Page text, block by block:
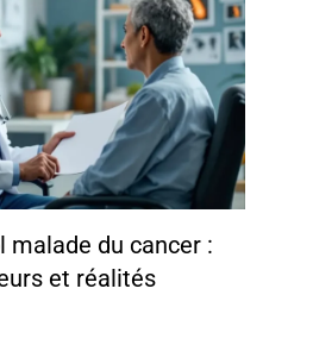
malade du cancer :
et réalités